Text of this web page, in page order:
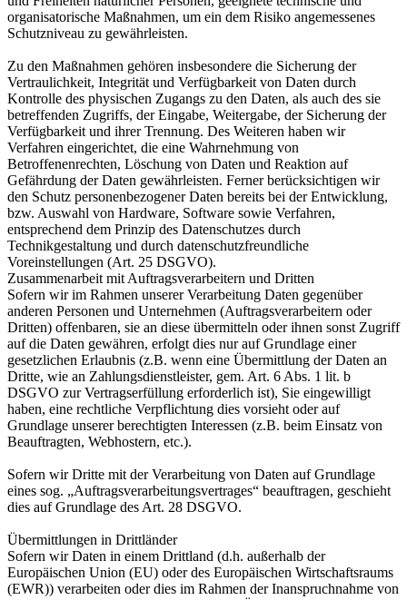
organisatorische Maßnahmen, um ein dem Risiko angemessenes
Schutzniveau zu gewährleisten.
Zu den Maßnahmen gehören insbesondere die Sicherung der
Vertraulichkeit, Integrität und Verfügbarkeit von Daten durch
Kontrolle des physischen Zugangs zu den Daten, als auch des sie
betreffenden Zugriffs, der Eingabe, Weitergabe, der Sicherung der
Verfügbarkeit und ihrer Trennung. Des Weiteren haben wir
Verfahren eingerichtet, die eine Wahrnehmung von
Betroffenenrechten, Löschung von Daten und Reaktion auf
Gefährdung der Daten gewährleisten. Ferner berücksichtigen wir
den Schutz personenbezogener Daten bereits bei der Entwicklung,
bzw. Auswahl von Hardware, Software sowie Verfahren,
entsprechend dem Prinzip des Datenschutzes durch
Technikgestaltung und durch datenschutzfreundliche
Voreinstellungen (Art. 25 DSGVO).
Zusammenarbeit mit Auftragsverarbeitern und Dritten
Sofern wir im Rahmen unserer Verarbeitung Daten gegenüber
anderen Personen und Unternehmen (Auftragsverarbeitern oder
Dritten) offenbaren, sie an diese übermitteln oder ihnen sonst Zugriff
auf die Daten gewähren, erfolgt dies nur auf Grundlage einer
gesetzlichen Erlaubnis (z.B. wenn eine Übermittlung der Daten an
Dritte, wie an Zahlungsdienstleister, gem. Art. 6 Abs. 1 lit. b
DSGVO zur Vertragserfüllung erforderlich ist), Sie eingewilligt
haben, eine rechtliche Verpflichtung dies vorsieht oder auf
Grundlage unserer berechtigten Interessen (z.B. beim Einsatz von
Beauftragten, Webhostern, etc.).
Sofern wir Dritte mit der Verarbeitung von Daten auf Grundlage
eines sog. „Auftragsverarbeitungsvertrages“ beauftragen, geschieht
dies auf Grundlage des Art. 28 DSGVO.
Übermittlungen in Drittländer
Sofern wir Daten in einem Drittland (d.h. außerhalb der
Europäischen Union (EU) oder des Europäischen Wirtschaftsraums
(EWR)) verarbeiten oder dies im Rahmen der Inanspruchnahme von